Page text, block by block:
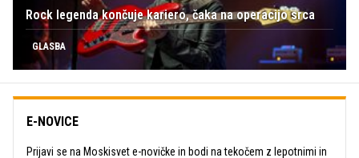
Rock legenda končuje kariero, čaka na operacijo srca
GLASBA
E-NOVICE
Prijavi se na Moskisvet e-novičke in bodi na tekočem z lepotnimi in